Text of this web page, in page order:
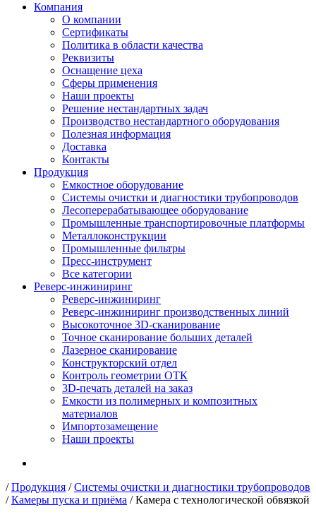
Компания
О компании
Сертификаты
Политика в области качества
Реквизиты
Оснащение цеха
Сферы применения
Наши проекты
Решение нестандартных задач
Производство нестандартного оборудования
Полезная информация
Доставка
Контакты
Продукция
Емкостное оборудование
Системы очистки и диагностики трубопроводов
Лесоперерабатывающее оборудование
Промышленные транспортировочные платформы
Металлоконструкции
Промышленные фильтры
Пресс-инструмент
Все категории
Реверс-инжиниринг
Реверс-инжиниринг
Реверс-инжиниринг производственных линий
Высокоточное 3D-сканирование
Точное сканирование больших деталей
Лазерное сканирование
Конструкторский отдел
Контроль геометрии ОТК
3D-печать деталей на заказ
Емкости из полимерных и композитных
материалов
Импортозамещение
Наши проекты
/Продукция /Системы очистки и диагностики трубопроводов
/Камеры пуска и приёма /Камера с технологической обвязкой